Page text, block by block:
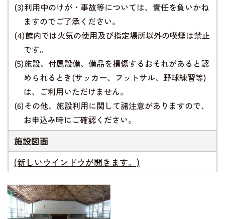
(3)利用中のけが・事故等については、責任を負いかね
ますのでご了承ください。
(4)館内では火気の使用及び指定場所以外の喫煙は禁止
です。
(5)施設、付属設備、備品を損傷するおそれがあると認
められるとき(サッカー、フットサル、野球練習等)
は、ご利用いただけません。
(6)その他、施設利用に関して諸注意がありますので、
お申込み時にご確認ください。
施設図面
(新しいウインドウが開きます。)